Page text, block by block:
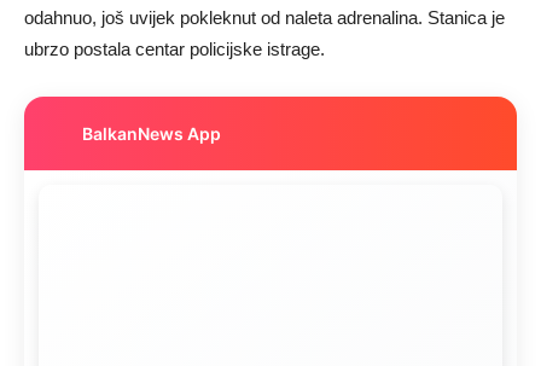
odahnuo, još uvijek pokleknut od naleta adrenalina. Stanica je
ubrzo postala centar policijske istrage.
BalkanNews App